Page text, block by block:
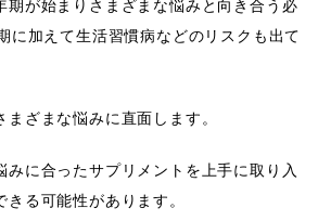
期が始まりさまざまな悩みと向き合う必
に加えて生活習慣病などのリスクも出て
ざまな悩みに直面します。
みに合ったサプリメントを上手に取り入
る可能性があります。